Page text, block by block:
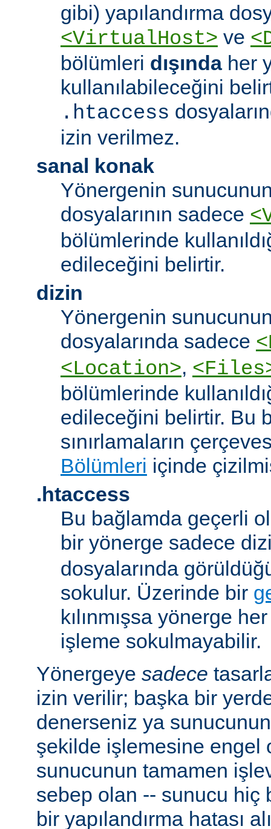
gibi) yapılandırma
<VirtualHost> ve
bölümleri dışındaher
kullanılabileceğini
.htaccess
izin verilmez.
sanal konak
Yönergenin
dosyalarının sadece
bölümlerinde
edileceğini belirtir.
dizin
Yönergenin
dosyalarında sadece
<Location>,
bölümlerinde
edileceğini belirtir. Bu
sınırlamaların
Bölümleri içinde
.htaccess
Bu bağlamda geçerli
bir yönerge sadece
dosyalarında
sokulur. Üzerinde bir
kılınmışsa yönerge
işleme sokulmayabilir.
Yönergeye sadece
izin verilir; başka bir
denerseniz ya
şekilde işlemesine engel
sunucunun tamamen
sebep olan -- sunucu hiç
bir yapılandırma hatası